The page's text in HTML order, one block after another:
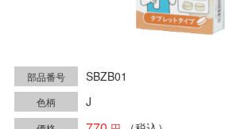
部品番号 SBZB01
色柄 J